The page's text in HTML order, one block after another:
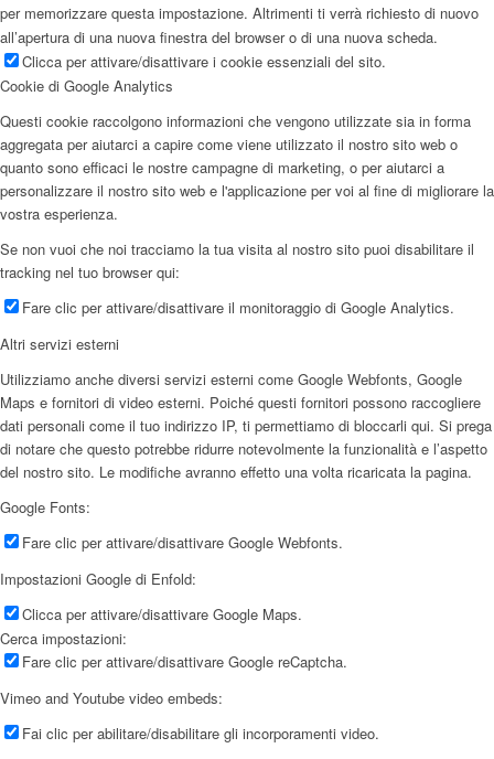
per memorizzare questa impostazione. Altrimenti ti verrà richiesto di nuovo
all’apertura di una nuova finestra del browser o di una nuova scheda.
Clicca per attivare/disattivare i cookie essenziali del sito.
Cookie di Google Analytics
Questi cookie raccolgono informazioni che vengono utilizzate sia in forma
aggregata per aiutarci a capire come viene utilizzato il nostro sito web o
quanto sono efficaci le nostre campagne di marketing, o per aiutarci a
personalizzare il nostro sito web e l'applicazione per voi al fine di migliorare la
vostra esperienza.
Se non vuoi che noi tracciamo la tua visita al nostro sito puoi disabilitare il
tracking nel tuo browser qui:
Fare clic per attivare/disattivare il monitoraggio di Google Analytics.
Altri servizi esterni
Utilizziamo anche diversi servizi esterni come Google Webfonts, Google
Maps e fornitori di video esterni. Poiché questi fornitori possono raccogliere
dati personali come il tuo indirizzo IP, ti permettiamo di bloccarli qui. Si prega
di notare che questo potrebbe ridurre notevolmente la funzionalità e l’aspetto
del nostro sito. Le modifiche avranno effetto una volta ricaricata la pagina.
Google Fonts:
Fare clic per attivare/disattivare Google Webfonts.
Impostazioni Google di Enfold:
Clicca per attivare/disattivare Google Maps.
Cerca impostazioni:
Fare clic per attivare/disattivare Google reCaptcha.
Vimeo and Youtube video embeds:
Fai clic per abilitare/disabilitare gli incorporamenti video.